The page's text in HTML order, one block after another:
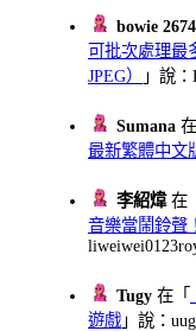
bowie 2674
可批次處理最
JPEG）
」說：
Sumana
最新繁體中文
李紹煒在
音樂當鬧鈴聲
Tugy 在「
遊戲 」說：